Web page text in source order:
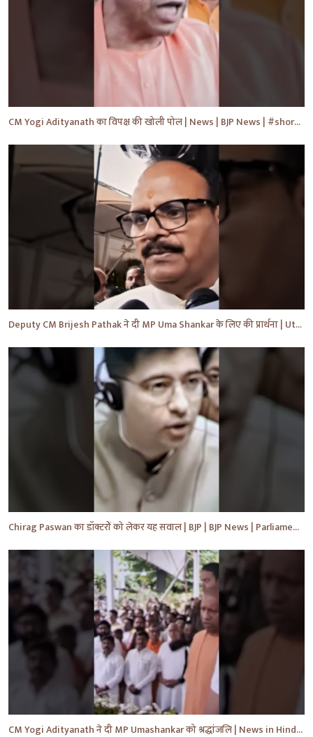
CM Yogi Adityanath का विपक्ष की खोली पोल | News | BJP News | #shorts #yt #news #ytshorts
Deputy CM Brijesh Pathak ने दी MP Uma Shankar के लिए की प्रार्थना | Uttar Pradesh News #shorts #yt
Chirag Paswan का डॉक्टरों को लेकर यह सवाल | BJP | BJP News | Parliament | #shorts #ytnewshorts #yt
CM Yogi Adityanath ने दी MP Umashankar को श्रद्धांजलि | News in Hindi | News Today | #shorts #yt